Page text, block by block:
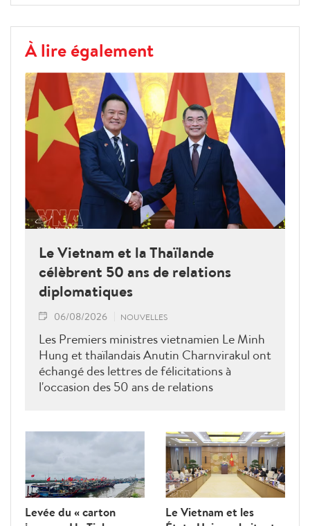
À lire également
Le Vietnam et la Thaïlande
célèbrent 50 ans de relations
diplomatiques
06/08/2026 NOUVELLES
Les Premiers ministres vietnamien Le Minh
Hung et thaïlandais Anutin Charnvirakul ont
échangé des lettres de félicitations à
l'occasion des 50 ans de relations
Levée du « carton
Le Vietnam et les